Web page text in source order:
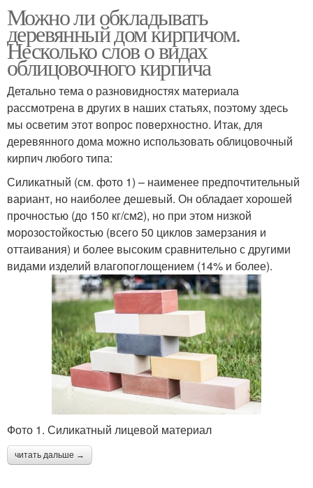
Можно ли обкладывать
деревянный дом кирпичом.
Несколько слов о видах
облицовочного кирпича
Детально тема о разновидностях материала
рассмотрена в других в наших статьях, поэтому здесь
мы осветим этот вопрос поверхностно. Итак, для
деревянного дома можно использовать облицовочный
кирпич любого типа:
Силикатный (см. фото 1) – наименее предпочтительный
вариант, но наиболее дешевый. Он обладает хорошей
прочностью (до 150 кг/см2), но при этом низкой
морозостойкостью (всего 50 циклов замерзания и
оттаивания) и более высоким сравнительно с другими
видами изделий влагопоглощением (14% и более).
Фото 1. Силикатный лицевой материал
читать дальше →